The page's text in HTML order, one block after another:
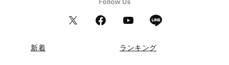
新着 ランキング